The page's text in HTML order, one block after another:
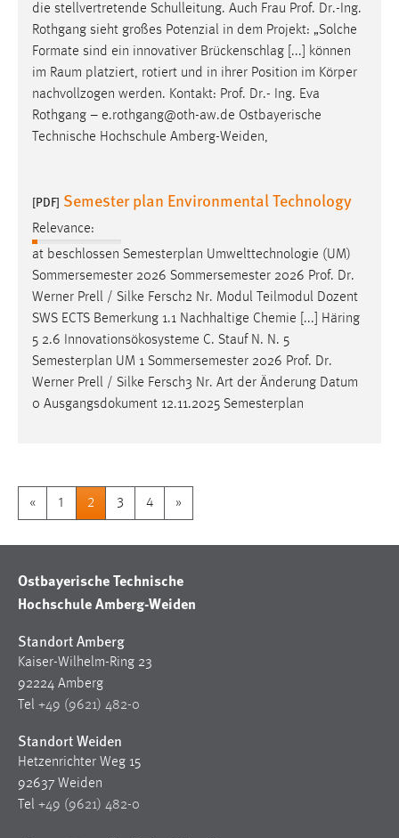
die stellvertretende Schulleitung. Auch Frau Prof. Dr.-Ing.
Rothgang sieht großes Potenzial in dem Projekt: „Solche
Formate sind ein innovativer Brückenschlag [...] können
im Raum platziert, rotiert und in ihrer Position im Körper
nachvollzogen werden. Kontakt: Prof. Dr.- Ing. Eva
Rothgang – e.rothgang@oth-aw.de Ostbayerische
Technische Hochschule Amberg-Weiden,
[PDF] Semester plan Environmental Technology
Relevance:
at beschlossen Semesterplan Umwelttechnologie (UM)
Sommersemester 2026 Sommersemester 2026 Prof. Dr.
Werner Prell / Silke Fersch2 Nr. Modul Teilmodul Dozent
SWS ECTS Bemerkung 1.1 Nachhaltige Chemie [...] Häring
5 2.6 Innovationsökosysteme C. Stauf N. N. 5
Semesterplan UM 1 Sommersemester 2026 Prof. Dr.
Werner Prell / Silke Fersch3 Nr. Art der Änderung Datum
0 Ausgangsdokument 12.11.2025 Semesterplan
« 1 2 3 4 »
Ostbayerische Technische
Hochschule Amberg-Weiden
Standort Amberg
Kaiser-Wilhelm-Ring 23
92224 Amberg
Tel +49 (9621) 482-0
Standort Weiden
Hetzenrichter Weg 15
92637 Weiden
Tel +49 (9621) 482-0